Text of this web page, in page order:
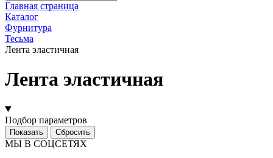
Главная страница
Каталог
Фурнитура
Тесьма
Лента эластичная
Лента эластичная
Подбор параметров
МЫ В СОЦСЕТЯХ